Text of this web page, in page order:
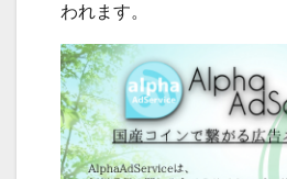
われます。